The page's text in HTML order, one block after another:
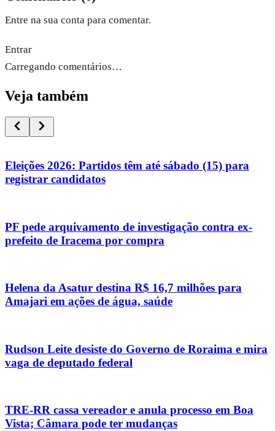
Entre na sua conta para comentar.
Entrar
Carregando comentários…
Veja também
Eleições 2026: Partidos têm até sábado (15) para
registrar candidatos
PF pede arquivamento de investigação contra ex-
prefeito de Iracema por compra
Helena da Asatur destina R$ 16,7 milhões para
Amajari em ações de água, saúde
Rudson Leite desiste do Governo de Roraima e mira
vaga de deputado federal
TRE-RR cassa vereador e anula processo em Boa
Vista; Câmara pode ter mudanças